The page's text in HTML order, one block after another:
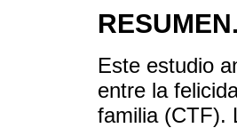
RESUMEN.
Este estudio
entre la
familia (CTF).